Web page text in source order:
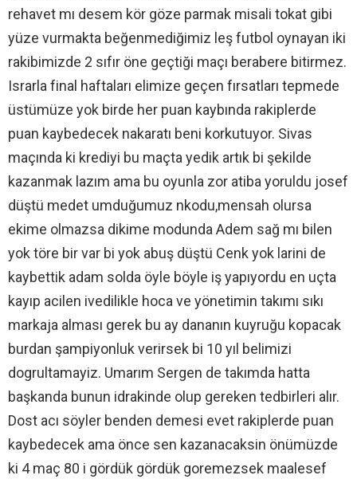
rehavet mı desem kör göze parmak misali tokat gibi
yüze vurmakta beğenmediğimiz leş futbol oynayan iki
rakibimizde 2 sıfır öne geçtiği maçı berabere bitirmez.
Israrla final haftaları elimize geçen fırsatları tepmede
üstümüze yok birde her puan kaybında rakiplerde
puan kaybedecek nakaratı beni korkutuyor. Sivas
maçında ki krediyi bu maçta yedik artık bi şekilde
kazanmak lazım ama bu oyunla zor atiba yoruldu josef
düştü medet umduğumuz nkodu,mensah olursa
ekime olmazsa dikime modunda Adem sağ mı bilen
yok töre bir var bi yok abuş düştü Cenk yok larini de
kaybettik adam solda öyle böyle iş yapıyordu en uçta
kayıp acilen ivedilikle hoca ve yönetimin takımı sıkı
markaja alması gerek bu ay dananın kuyruğu kopacak
burdan şampiyonluk verirsek bi 10 yıl belimizi
dogrultamayiz. Umarım Sergen de takımda hatta
başkanda bunun idrakinde olup gereken tedbirleri alır.
Dost acı söyler benden demesi evet rakiplerde puan
kaybedecek ama önce sen kazanacaksin önümüzde
ki 4 maç 80 i gördük gördük goremezsek maalesef